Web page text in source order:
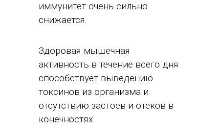
иммунитет очень сильно
снижается.
Здоровая мышечная
активность в течение всего дня
способствует выведению
токсинов из организма и
отсутствию застоев и отеков в
конечностях.